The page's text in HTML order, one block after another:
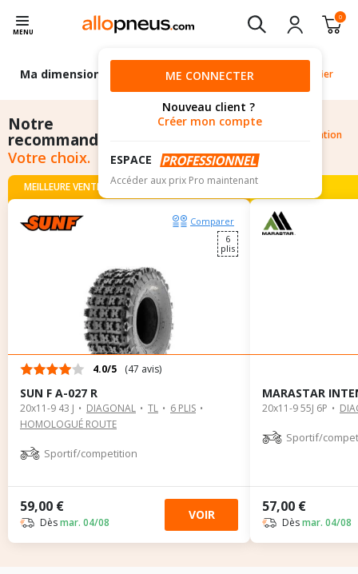
MENU
0
ME CONNECTER
Nouveau client ?
Créer mon compte
ESPACE
Accéder aux prix Pro maintenant
Ma dimension 20/11R9 Modifier
Notre
recommandation
Votre choix.
Pourquoi cette recommandation
MEILLEURE VENTE
Comparer
6
plis
4.0/5 (47 avis)
SUN F A-027 R
20x11-9 43 J DIAGONAL TL
6 PLIS
HOMOLOGUÉ ROUTE
Sportif/competition
59,00 €
Dèsmar. 04/08 VOIR
MARASTAR
20x11-9 55J 6P
Sportif/
57,00 €
Dèsmar. 04/08